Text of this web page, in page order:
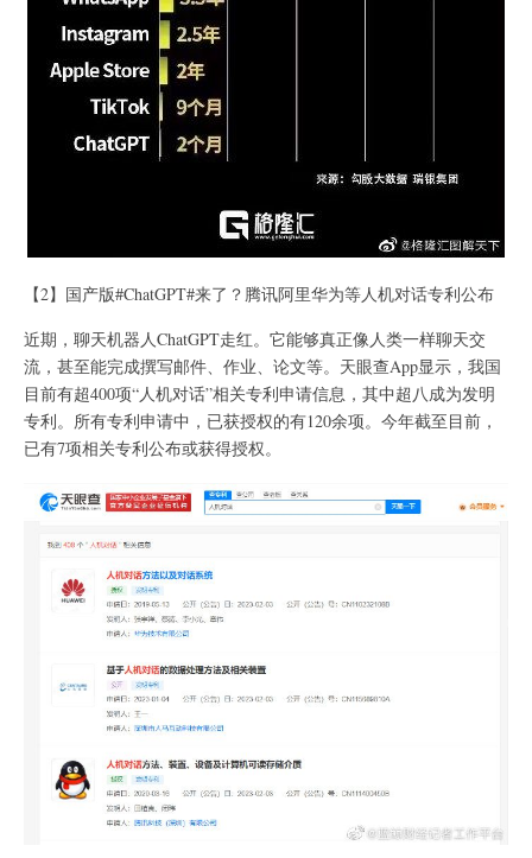
【2】国产版#ChatGPT#来了？腾讯阿里华为等人机对话专利公布
近期，聊天机器人ChatGPT走红。它能够真正像人类一样聊天交
流，甚至能完成撰写邮件、作业、论文等。天眼查App显示，我国
目前有超400项“人机对话”相关专利申请信息，其中超八成为发明
专利。所有专利申请中，已获授权的有120余项。今年截至目前，
已有7项相关专利公布或获得授权。